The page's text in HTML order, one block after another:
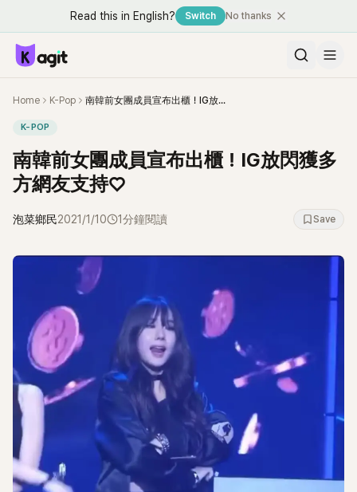
Read this in English? Switch No thanks
Home K-Pop 南韓前女團成員宣布出櫃！IG放閃獲多方網友支持♡
K-POP
南韓前女團成員宣布出櫃！IG放閃獲多
方網友支持♡
泡菜鄉民2021/1/10 1分鐘閱讀 Save